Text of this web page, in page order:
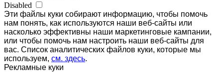
Disabled
Эти файлы куки собирают информацию, чтобы помочь
нам понять, как используются наши веб-сайты или
насколько эффективны наши маркетинговые кампании,
или чтобы помочь нам настроить наши веб-сайты для
вас. Список аналитических файлов куки, которые мы
используем, см. здесь.
Рекламные куки